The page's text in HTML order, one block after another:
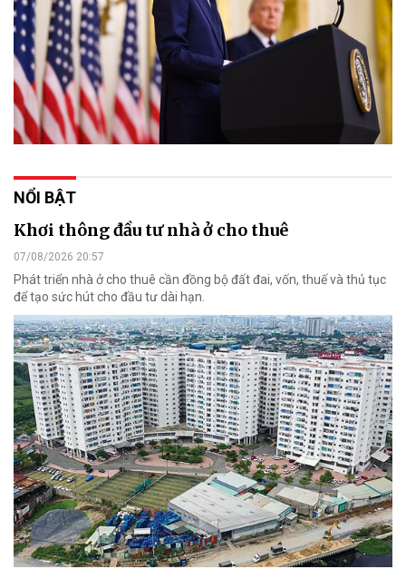
NỔI BẬT
Khơi thông đầu tư nhà ở cho thuê
07/08/2026 20:57
Phát triển nhà ở cho thuê cần đồng bộ đất đai, vốn, thuế và thủ tục
để tạo sức hút cho đầu tư dài hạn.